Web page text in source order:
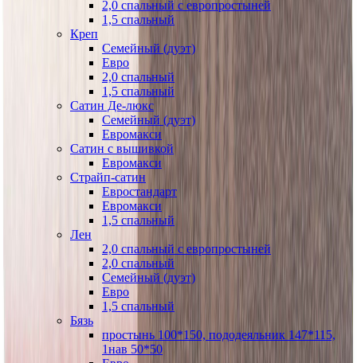
2,0 спальный с европростыней
1,5 спальный
Креп
Семейный (дуэт)
Евро
2,0 спальный
1,5 спальный
Сатин Де-люкс
Семейный (дуэт)
Евромакси
Сатин с вышивкой
Евромакси
Страйп-сатин
Евростандарт
Евромакси
1,5 спальный
Лен
2,0 спальный с европростыней
2,0 спальный
Семейный (дуэт)
Евро
1,5 спальный
Бязь
простынь 100*150, пододеяльник 147*115,
1нав 50*50